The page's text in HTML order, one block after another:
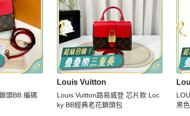
頭BB 編碼
Louis Vuitton
Louis Vuitton路易威登 芯片款 Loc
ky BB經典老花鎖頭包
黑